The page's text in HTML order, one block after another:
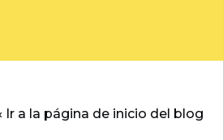
‹ Ir a la página de inicio del blog